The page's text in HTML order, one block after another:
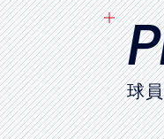
球隊戰績
賽程表
球隊與球員
球員